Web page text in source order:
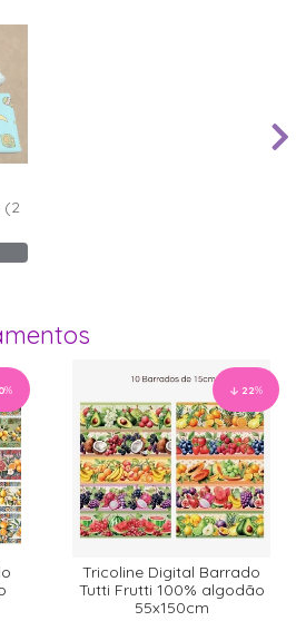
(2
% 22%
Tricoline Digital Barrado
Tutti Frutti 100% algodão
55x150cm